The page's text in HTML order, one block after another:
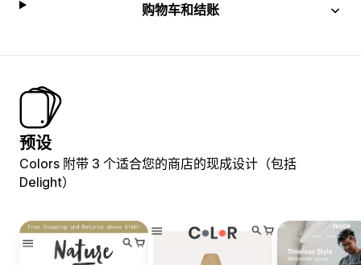
购物车和结账
预设
Colors 附带 3 个适合您的商店的现成设计（包括
Delight）